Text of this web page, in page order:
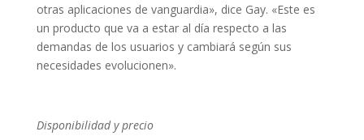
otras aplicaciones de vanguardia», dice Gay. «Este es
un producto que va a estar al día respecto a las
demandas de los usuarios y cambiará según sus
necesidades evolucionen».
Disponibilidad y precio